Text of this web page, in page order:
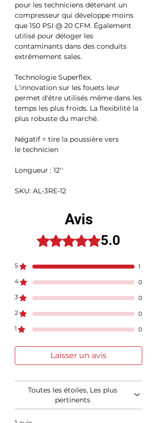
pour les techniciens détenant un
compresseur qui développe moins
que 150 PSI @ 20 CFM. Également
utilisé pour déloger les
contaminants dans des conduits
extrêmement sales.
Technologie Superflex.
L'innovation sur les fouets leur
permet d'être utilisés même dans les
temps les plus froids. La flexibilité la
plus robuste du marché.
Négatif = tire la poussière vers
le technicien
Longueur : 12''
SKU: AL-3RE-12
Avis
Noté 5 sur 5. 5.0
5
1
4
0
3
0
2
0
1
0
Laisser un avis
Toutes les étoiles, Les plus
pertinents